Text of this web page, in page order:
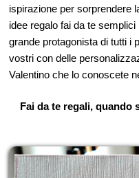
ispirazione per sorprendere
idee regalo fai da te
grande protagonista di tutti i
vostri con delle
Valentino che lo conoscete
Fai da te regali, quando